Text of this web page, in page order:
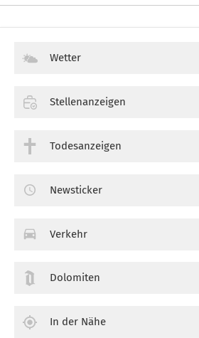
Wetter
Stellenanzeigen
Todesanzeigen
Newsticker
Verkehr
Dolomiten
In der Nähe